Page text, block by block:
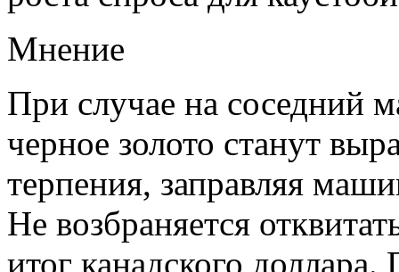
Мнение
При случае на соседний
черное золото станут
терпения, заправляя
Не возбраняется
итог канадского